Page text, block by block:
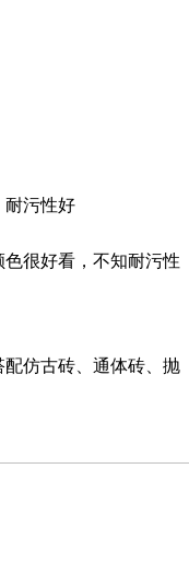
耐污性好
很好看，不知耐污性
仿古砖、通体砖、抛